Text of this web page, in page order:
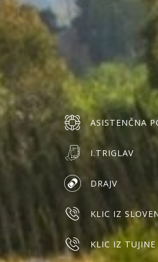
ASISTENČNA
I.TRIGLAV
DRAJV
KLIC IZ
KLIC IZ